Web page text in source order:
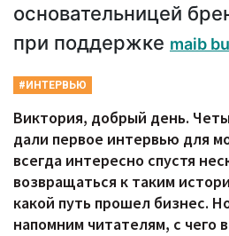
основательницей
при поддержке maib
#ИНТЕРВЬЮ
Виктория, добрый день.
дали первое интервью для
всегда интересно спустя
возвращаться к таким
какой путь прошел бизнес.
напомним читателям, с чего